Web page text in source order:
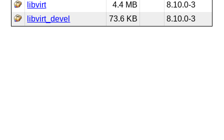
libvirt
4.4 MB
8.10.0-3
libvirt_devel
73.6 KB 8.10.0-3